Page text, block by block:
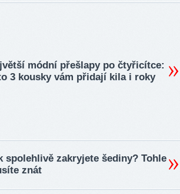
módní přešlapy po čtyřicítce:
3 kousky vám přidají kila i roky
spolehlivě zakryjete šediny? Tohle
znát